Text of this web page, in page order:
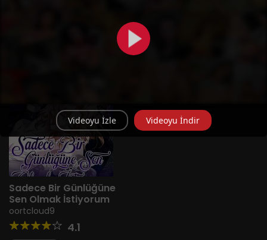
Sadece Bir Günlüğüne
Sen Olmak İstiyorum
oortcloud9
4.1
Videoyu İzle Videoyu İndir